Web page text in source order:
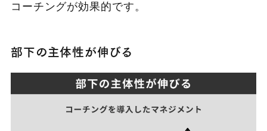
コーチングが効果的です。
部下の主体性が伸びる